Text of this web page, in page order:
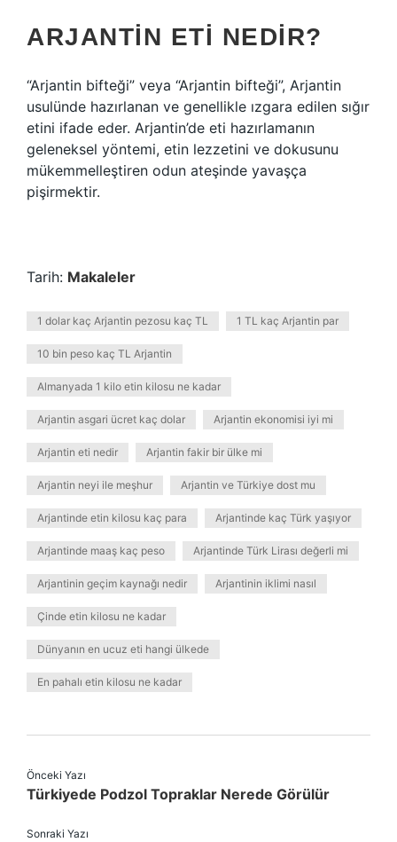
ARJANTIN ETI NEDIR?
“Arjantin bifteği” veya “Arjantin bifteği”, Arjantin
usulünde hazırlanan ve genellikle ızgara edilen sığır
etini ifade eder. Arjantin’de eti hazırlamanın
geleneksel yöntemi, etin lezzetini ve dokusunu
mükemmelleştiren odun ateşinde yavaşça
pişirmektir.
Tarih: Makaleler
1 dolar kaç Arjantin pezosu kaç TL 1 TL kaç Arjantin par
10 bin peso kaç TL Arjantin
Almanyada 1 kilo etin kilosu ne kadar
Arjantin asgari ücret kaç dolar Arjantin ekonomisi iyi mi
Arjantin eti nedir Arjantin fakir bir ülke mi
Arjantin neyi ile meşhur Arjantin ve Türkiye dost mu
Arjantinde etin kilosu kaç para Arjantinde kaç Türk yaşıyor
Arjantinde maaş kaç peso Arjantinde Türk Lirası değerli mi
Arjantinin geçim kaynağı nedir Arjantinin iklimi nasıl
Çinde etin kilosu ne kadar
Dünyanın en ucuz eti hangi ülkede
En pahalı etin kilosu ne kadar
Önceki Yazı
Türkiyede Podzol Topraklar Nerede Görülür
Sonraki Yazı